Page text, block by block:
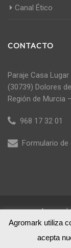
Canal Ético
CONTACTO
Paraje Casa Lugar
(30739) Dolores
Región de Murcia
968 17 32 01
Formulario
Agromark utiliza
acepta